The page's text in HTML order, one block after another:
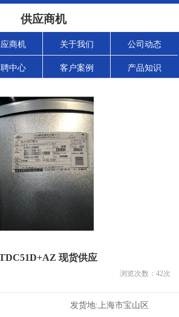
供应商机
商机 关于我们 公司动态
中心 客户案例 产品知识
现货供应
浏览次数： 42次
发货地: 上海市宝山区